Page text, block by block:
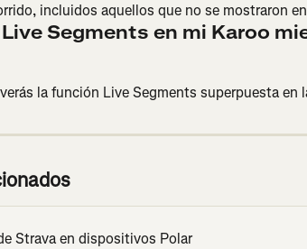
incluidos aquellos que no se mostraron
Segments en mi Karoo
la función Live Segments superpuesta en
Strava en dispositivos Polar